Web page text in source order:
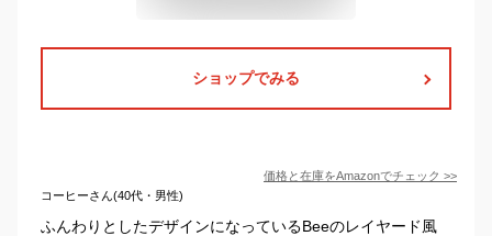
ショップでみる
価格と在庫をAmazonでチェック >>
コーヒーさん(40代・男性)
ふんわりとしたデザインになっているBeeのレイヤード風